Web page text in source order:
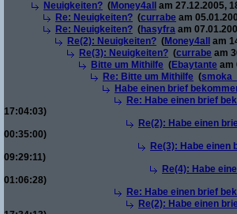
Neuigkeiten? (Money4all
am 27.12.2005,
Re: Neuigkeiten? (currabe am
Re: Neuigkeiten? (hasyfra am
Re(2): Neuigkeiten? (Money4all
am
Re(3): Neuigkeiten? (currabe am
Bitte um Mithilfe (Ebaytante am
Re: Bitte um Mithilfe (
Habe einen brief
Re: Habe einen brief
17:04:03)
Re(2): Habe einen
00:35:00)
Re(3): Habe
09:29:11)
Re(4): Habe
01:06:28)
Re: Habe einen brief
Re(2): Habe einen